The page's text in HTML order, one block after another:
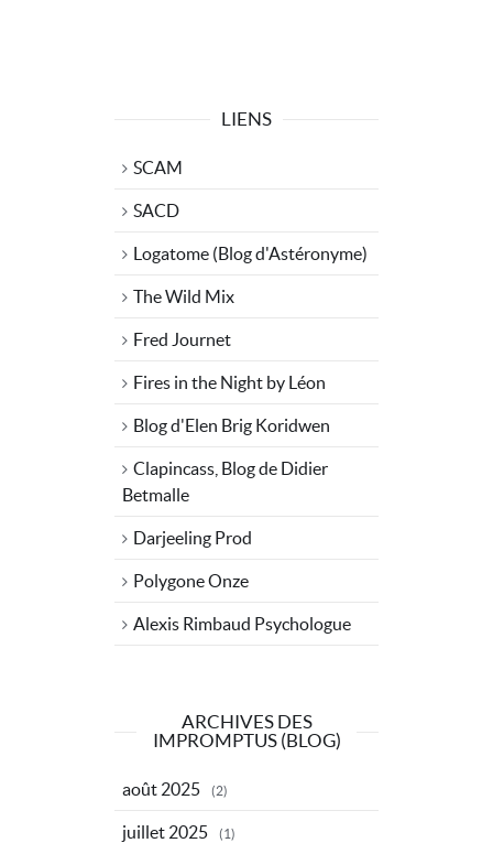
LIENS
SCAM
SACD
Logatome (Blog d'Astéronyme)
The Wild Mix
Fred Journet
Fires in the Night by Léon
Blog d'Elen Brig Koridwen
Clapincass, Blog de Didier
Betmalle
Darjeeling Prod
Polygone Onze
Alexis Rimbaud Psychologue
ARCHIVES DES
IMPROMPTUS (BLOG)
août 2025 (2)
juillet 2025 (1)